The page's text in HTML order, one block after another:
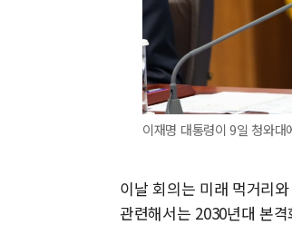
이재명 대통령이 9일 청와
이날 회의는 미래 먹거리
관련해서는 2030년대 본